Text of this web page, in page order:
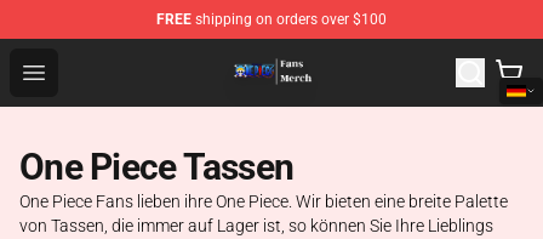
FREE shipping on orders over $100
Open menu
One Piece Store - Official One Piece Merchandise Shop
One Piece Tassen
One Piece Fans lieben ihre One Piece. Wir bieten eine breite Palette
von Tassen, die immer auf Lager ist, so können Sie Ihre Lieblings